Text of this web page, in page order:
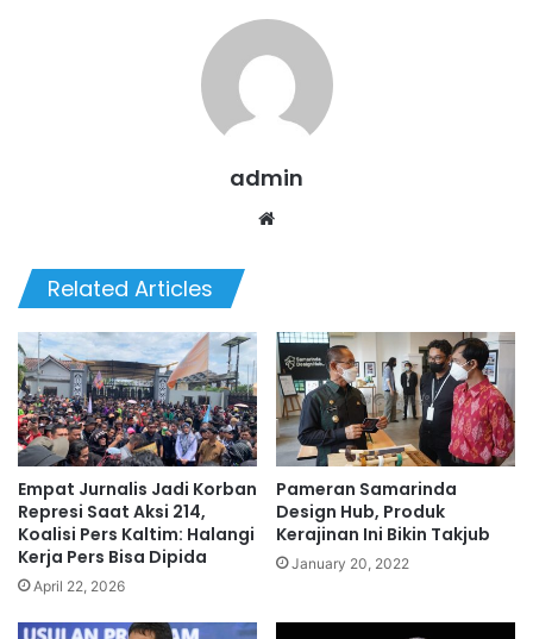
admin
Related Articles
Empat Jurnalis Jadi Korban
Represi Saat Aksi 214,
Koalisi Pers Kaltim: Halangi
Kerja Pers Bisa Dipida
April 22, 2026
Pameran Samarinda
Design Hub, Produk
Kerajinan Ini Bikin Takjub
January 20, 2022